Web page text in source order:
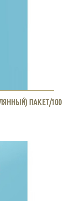
ПАКЕТ/100